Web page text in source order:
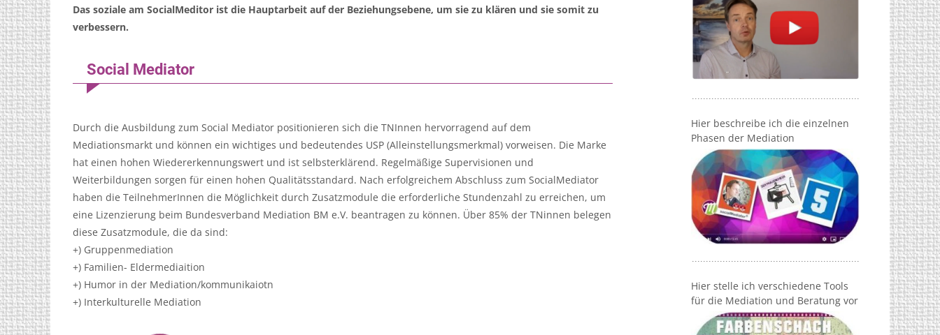
Das soziale am SocialMeditor ist die Hauptarbeit auf der Beziehungsebene, um sie zu klären und sie somit zu
verbessern.
Social Mediator
Durch die Ausbildung zum Social Mediator positionieren sich die TNInnen hervorragend auf dem
Mediationsmarkt und können ein wichtiges und bedeutendes USP (Alleinstellungsmerkmal) vorweisen. Die Marke
hat einen hohen Wiedererkennungswert und ist selbsterklärend. Regelmäßige Supervisionen und
Weiterbildungen sorgen für einen hohen Qualitätsstandard. Nach erfolgreichem Abschluss zum SocialMediator
haben die TeilnehmerInnen die Möglichkeit durch Zusatzmodule die erforderliche Stundenzahl zu erreichen, um
eine Lizenzierung beim Bundesverband Mediation BM e.V. beantragen zu können. Über 85% der TNinnen belegen
diese Zusatzmodule, die da sind:
+) Gruppenmediation
+) Familien- Eldermediaition
+) Humor in der Mediation/kommunikaiotn
+) Interkulturelle Mediation
Hier beschreibe ich die einzelnen
Phasen der Mediation
Hier stelle ich verschiedene Tools
für die Mediation und Beratung vor